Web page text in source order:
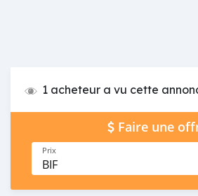
1 acheteur a vu cette
Faire une
Prix
BIF